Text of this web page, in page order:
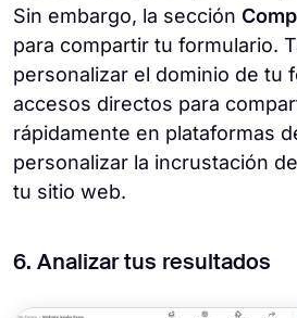
Sin embargo, la sección
para compartir tu formulario.
personalizar el dominio de tu
accesos directos para
rápidamente en plataformas
personalizar la incrustación
tu sitio web.
6. Analizar tus resultados